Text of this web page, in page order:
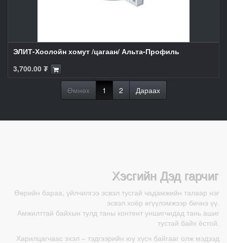
ЭЛИТ-Хоолойн хомут /цагаан/ Альта-Профиль
3,700.00 ₮
Өмнөх 1 2 Дараах
Хэсгийн Дэд гарчиг
Өөрийн бараа, үйлчилгээ эсвэл тусгай чадамжийн талаар нэг
эсвэл хоёр өгүүлэмжээр бичнэ үү.
Амжилттай байхын тулд таны контент уншигчидад тань ашиг
тустай байх ёстой.
Харилцагчаас эхэл – тэдгээрийн юу хүсч байгааг олж мэдээд